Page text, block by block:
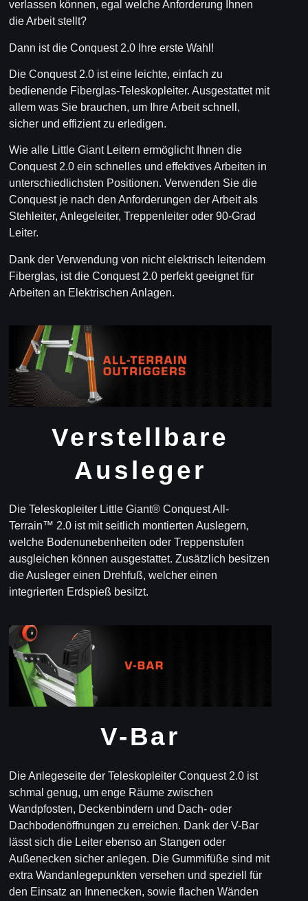
verlassen können, egal welche Anforderung Ihnen
die Arbeit stellt?
Dann ist die Conquest 2.0 Ihre erste Wahl!
Die Conquest 2.0 ist eine leichte, einfach zu
bedienende Fiberglas-Teleskopleiter. Ausgestattet mit
allem was Sie brauchen, um Ihre Arbeit schnell,
sicher und effizient zu erledigen.
Wie alle Little Giant Leitern ermöglicht Ihnen die
Conquest 2.0 ein schnelles und effektives Arbeiten in
unterschiedlichsten Positionen. Verwenden Sie die
Conquest je nach den Anforderungen der Arbeit als
Stehleiter, Anlegeleiter, Treppenleiter oder 90-Grad
Leiter.
Dank der Verwendung von nicht elektrisch leitendem
Fiberglas, ist die Conquest 2.0 perfekt geeignet für
Arbeiten an Elektrischen Anlagen.
Verstellbare
Ausleger
Die Teleskopleiter Little Giant® Conquest All-
Terrain™ 2.0 ist mit seitlich montierten Auslegern,
welche Bodenunebenheiten oder Treppenstufen
ausgleichen können ausgestattet. Zusätzlich besitzen
die Ausleger einen Drehfuß, welcher einen
integrierten Erdspieß besitzt.
V-Bar
Die Anlegeseite der Teleskopleiter Conquest 2.0 ist
schmal genug, um enge Räume zwischen
Wandpfosten, Deckenbindern und Dach- oder
Dachbodenöffnungen zu erreichen. Dank der V-Bar
lässt sich die Leiter ebenso an Stangen oder
Außenecken sicher anlegen. Die Gummifüße sind mit
extra Wandanlegepunkten versehen und speziell für
den Einsatz an Innenecken, sowie flachen Wänden